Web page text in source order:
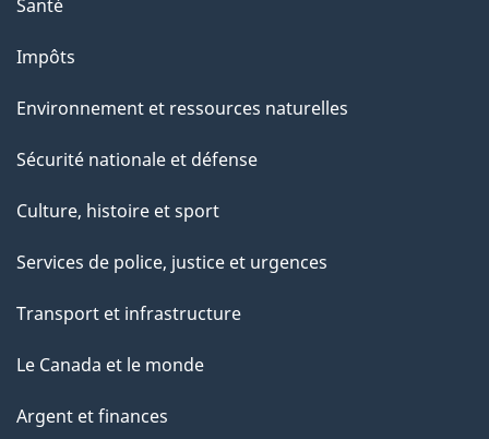
Santé
Impôts
Environnement et ressources naturelles
Sécurité nationale et défense
Culture, histoire et sport
Services de police, justice et urgences
Transport et infrastructure
Le Canada et le monde
Argent et finances